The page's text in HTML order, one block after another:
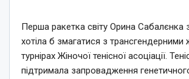
Перша ракетка світу Орина Сабалєнка
хотіла б змагатися з трансгендерними
турнірах Жіночої тенісної асоціації.
підтримала запровадження